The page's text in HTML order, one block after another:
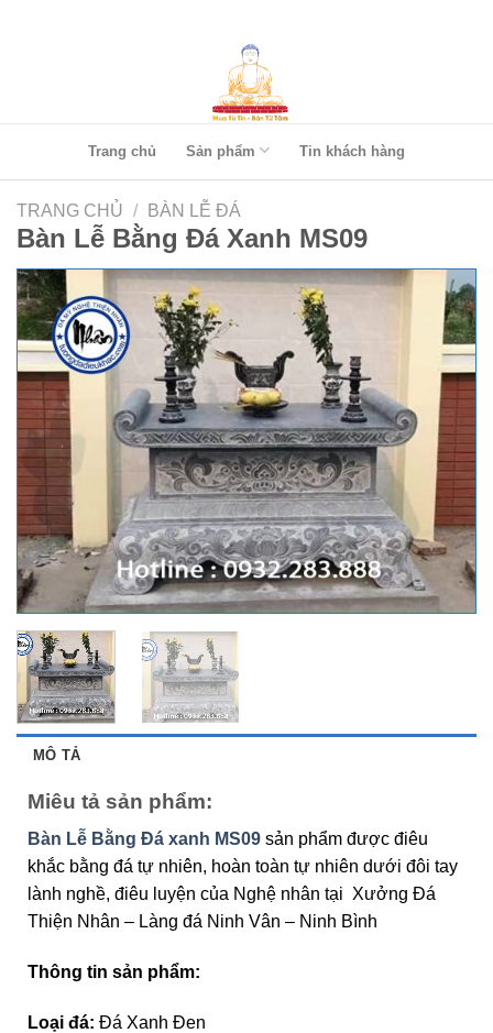
Trang chủ Sản phẩm Tin khách hàng
TRANG CHỦ / BÀN LỄ ĐÁ
Bàn Lễ Bằng Đá Xanh MS09
MÔ TẢ
Miêu tả sản phẩm:
Bàn Lễ Bằng Đá xanh MS09 sản phẩm được điêu
khắc bằng đá tự nhiên, hoàn toàn tự nhiên dưới đôi tay
lành nghề, điêu luyện của Nghệ nhân tại Xưởng Đá
Thiện Nhân – Làng đá Ninh Vân – Ninh Bình
Thông tin sản phẩm:
Loại đá: Đá Xanh Đen